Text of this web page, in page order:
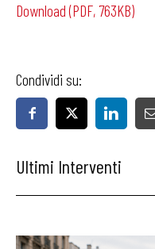
Download (PDF, 763KB)
Condividi su:
Ultimi Interventi